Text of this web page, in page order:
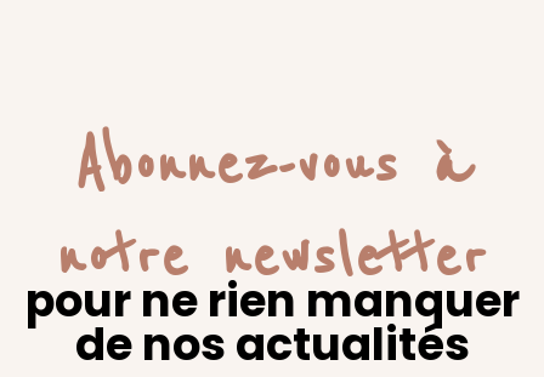
Abonnez-vous à
notre newsletter
pour ne rien manquer
de nos actualités